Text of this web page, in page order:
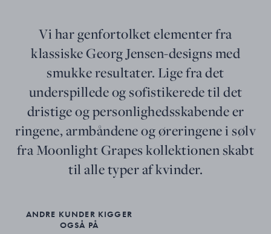
Vi har genfortolket elementer fra
klassiske Georg Jensen-designs med
smukke resultater. Lige fra det
underspillede og sofistikerede til det
dristige og personlighedsskabende er
ringene, armbåndene og øreringene i sølv
fra Moonlight Grapes kollektionen skabt
til alle typer af kvinder.
ANDRE KUNDER KIGGER
OGSÅ PÅ